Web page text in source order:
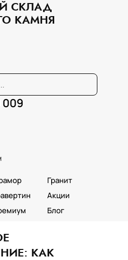
СКЛАД
КАМНЯ
009
Гранит
Акции
Блог
КАК